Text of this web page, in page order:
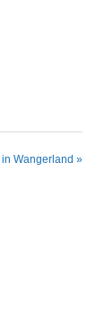
Wangerland »